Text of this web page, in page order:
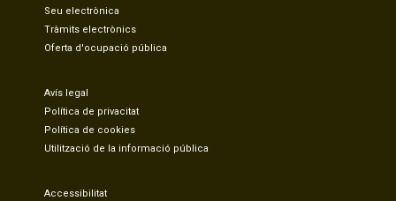
Seu electrònica
Tràmits electrònics
Oferta d'ocupació pública
Avís legal
Política de privacitat
Política de cookies
Utilització de la informació pública
Accessibilitat